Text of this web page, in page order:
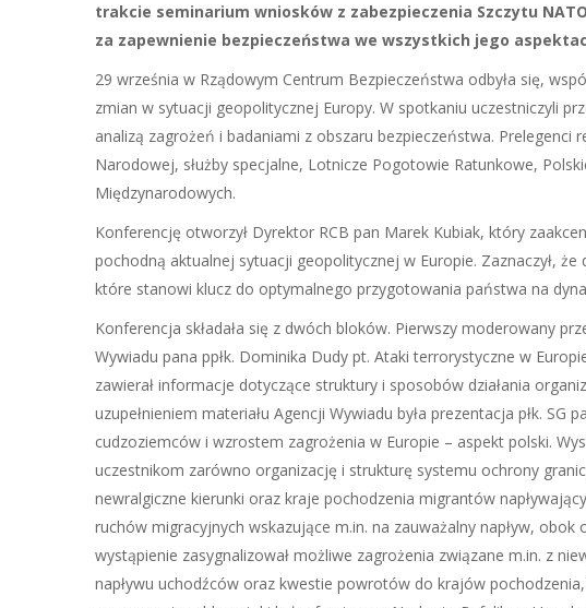
trakcie seminarium wniosków z zabezpieczenia Szczytu
za zapewnienie bezpieczeństwa we wszystkich jego
29 września w Rządowym Centrum Bezpieczeństwa odbyła się,
zmian w sytuacji geopolitycznej Europy. W spotkaniu uczestniczyli
analizą zagrożeń i badaniami z obszaru bezpieczeństwa.
Narodowej, służby specjalne, Lotnicze Pogotowie Ratunkowe,
Międzynarodowych.
Konferencję otworzył Dyrektor RCB pan Marek Kubiak, który
pochodną aktualnej sytuacji geopolitycznej w Europie. Zaznaczył,
które stanowi klucz do optymalnego przygotowania państwa na
Konferencja składała się z dwóch bloków. Pierwszy moderowany
Wywiadu pana ppłk. Dominika Dudy pt. Ataki terrorystyczne w
zawierał informacje dotyczące struktury i sposobów działania
uzupełnieniem materiału Agencji Wywiadu była prezentacja płk.
cudzoziemców i wzrostem zagrożenia w Europie – aspekt polski.
uczestnikom zarówno organizację i strukturę systemu ochrony
newralgiczne kierunki oraz kraje pochodzenia migrantów
ruchów migracyjnych wskazujące m.in. na zauważalny napływ,
wystąpienie zasygnalizował możliwe zagrożenia związane m.in. z
napływu uchodźców oraz kwestie powrotów do krajów